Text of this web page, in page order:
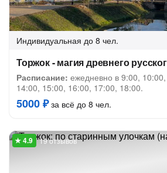
Индивидуальная до 8 чел.
Торжок - магия древнего
Расписание: ежедневно в 9:00,
14:00, 15:00, 16:00, 17:00, 18:00.
5000 ₽за всё до 8 чел.
19 отзывов